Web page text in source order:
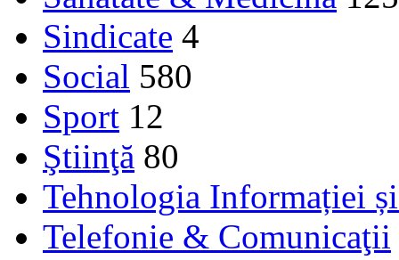
Sindicate 4
Social 580
Sport 12
Ştiinţă 80
Tehnologia Informației
Telefonie & Comunicaţii